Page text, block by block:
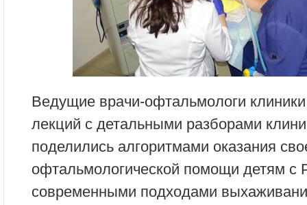
Ведущие врачи-офтальмологи
лекций с детальными разборами
поделились алгоритмами оказания
офтальмологической помощи детям с
современными подходами